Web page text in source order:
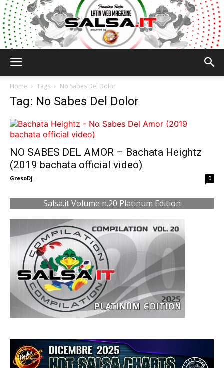
Home Tags No Sabes Del Dolor
Tag: No Sabes Del Dolor
NO SABES DEL AMOR – Bachata Heightz
(2019 bachata official video)
GresoDj - 0
Salsa.it Volume n.20 Platinum Edition